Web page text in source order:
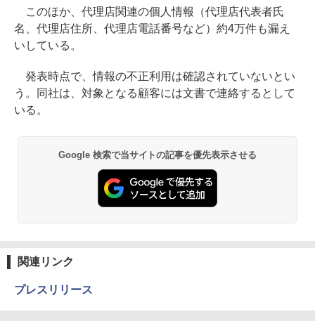
このほか、代理店関連の個人情報（代理店代表者氏
名、代理店住所、代理店電話番号など）約4万件も漏え
いしている。
発表時点で、情報の不正利用は確認されていないとい
う。同社は、対象となる顧客には文書で連絡するとして
いる。
Google 検索で当サイトの記事を優先表示させる
関連リンク
プレスリリース